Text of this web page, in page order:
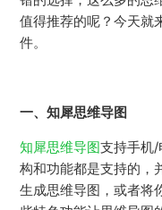
值得推荐的呢？今天就
件。
一、知犀思维导图
知犀思维导图支持手机
构和功能都是支持的，
生成思维导图，或者将